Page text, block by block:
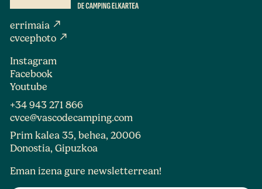
errimaia north_east
cvcephoto north_east
Instagram
Facebook
Youtube
+34 943 271 866
cvce@vascodecamping.com
Prim kalea 35, behea, 20006
Donostia, Gipuzkoa
Eman izena gure newsletterrean!